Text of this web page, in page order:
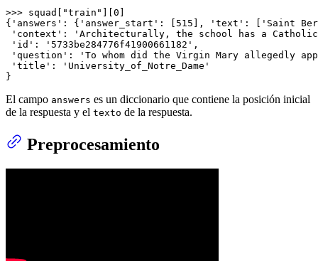
>>> squad[ "train" 0
{ 'answers' : { 'answer_start' : [ 515 ], 'text' : [
'Saint
'context' :
'Architecturally, the school has a
'id' : '5733be284776f41900661182' ,
'question' :
'To whom did the Virgin Mary allegedly
'title' :
'University_of_Notre_Dame'
}
El campo answers es un diccionario que contiene la posición inicial
de la respuesta y el texto de la respuesta.
Preprocesamiento